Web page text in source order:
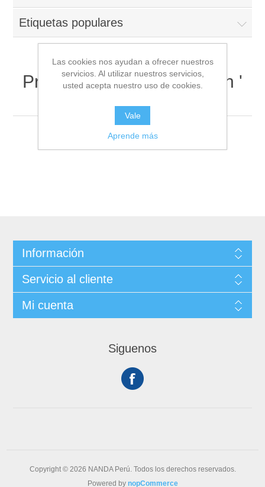
Etiquetas populares
Productos etiquetados con '
#prp '
Información
Servicio al cliente
Mi cuenta
Siguenos
Copyright © 2026 NANDA Perú. Todos los derechos reservados.
Powered by nopCommerce
Las cookies nos ayudan a ofrecer nuestros
servicios. Al utilizar nuestros servicios,
usted acepta nuestro uso de cookies.
Vale
Aprende más